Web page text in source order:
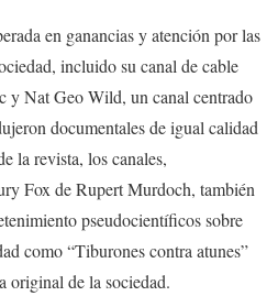
en ganancias y atención por las
incluido su canal de cable
y Nat Geo Wild, un canal centrado
documentales de igual calidad
la revista, los canales,
Fox de Rupert Murdoch, también
pseudocientíficos sobre
como “Tiburones contra atunes”
original de la sociedad.